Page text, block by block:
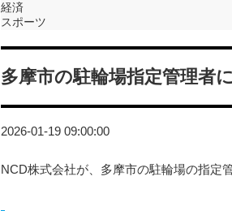
経済
スポーツ
多摩市の駐輪場指定管理者
2026-01-19 09:00:00
NCD株式会社が、多摩市の駐輪場の指定